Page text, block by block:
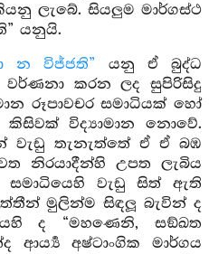
ලැබේ. සියලුම මාර්ගස්ථ
යනුයි.
න විජ්ජති” යනු ඒ බුද්ධ
කරන ලද සුපිරිසිදු
රූපාවචර සමාධියක් හෝ
විද්‍යාමාන නොවේ.
වැඩු තැනැත්තේ ඒ ඒ බඹ
නිරයාදීන්හි උපත ලැබිය
සමාධියෙහි වැඩු සිත් ඇති
මුලින්ම සිඳලූ බැවින් ද
ද “මහණෙනි, සඞ්ඛත
අෂ්ටාංගික මාර්ගය